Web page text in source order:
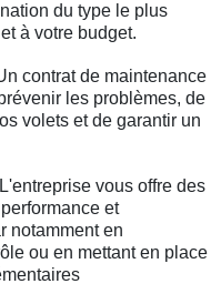
du type le plus
à votre budget.
contrat de maintenance
les problèmes, de
volets et de garantir un
vous offre des
et
notamment en
ou en mettant en place